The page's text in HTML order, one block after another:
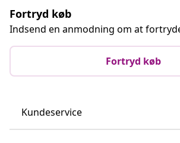
Fortryd køb
Indsend en anmodning om at
Fortryd køb
Kundeservice